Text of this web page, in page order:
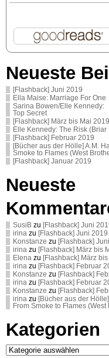
Neueste
[Flashback] Juni 2019
Ella Maise: Marriage For One
Sarina Bowen/Elle Kennedy:
Top Secret
[Flashback] März bis Mai 2019
Elle Kennedy: The Risk (Briar
[Flashback] Februar 2019
[Bücher aus der Hölle] A.M.
Smoke to Flames (West
[Flashback] Januar 2019
Neueste
SusiB zu [Flashback] Juni
irina zu [Flashback] Juni 2019
Konstanze zu [Flashback]
irina zu [Flashback] März bis
Elena zu [Flashback] März
irina zu [Flashback] Februar
Konstanze zu [Flashback]
irina zu [Flashback] Februar
Konstanze zu [Flashback]
irina zu [Bücher aus der
From Smoke to Flames (West
Kategorien
Kategorien